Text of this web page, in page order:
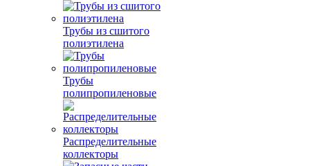
Трубы из сшитого
полиэтилена
Трубы
полипропиленовые
Распределительные
коллекторы